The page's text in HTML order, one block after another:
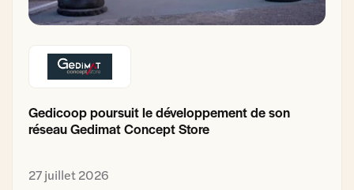
Gedicoop poursuit le développement de son
réseau Gedimat Concept Store
27 juillet 2026